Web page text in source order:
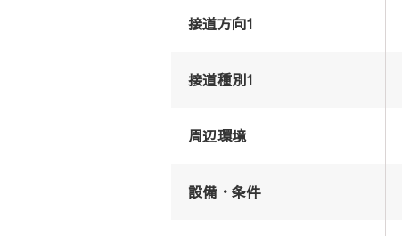
接道方向1
接道種別1
周辺環境
設備・条件